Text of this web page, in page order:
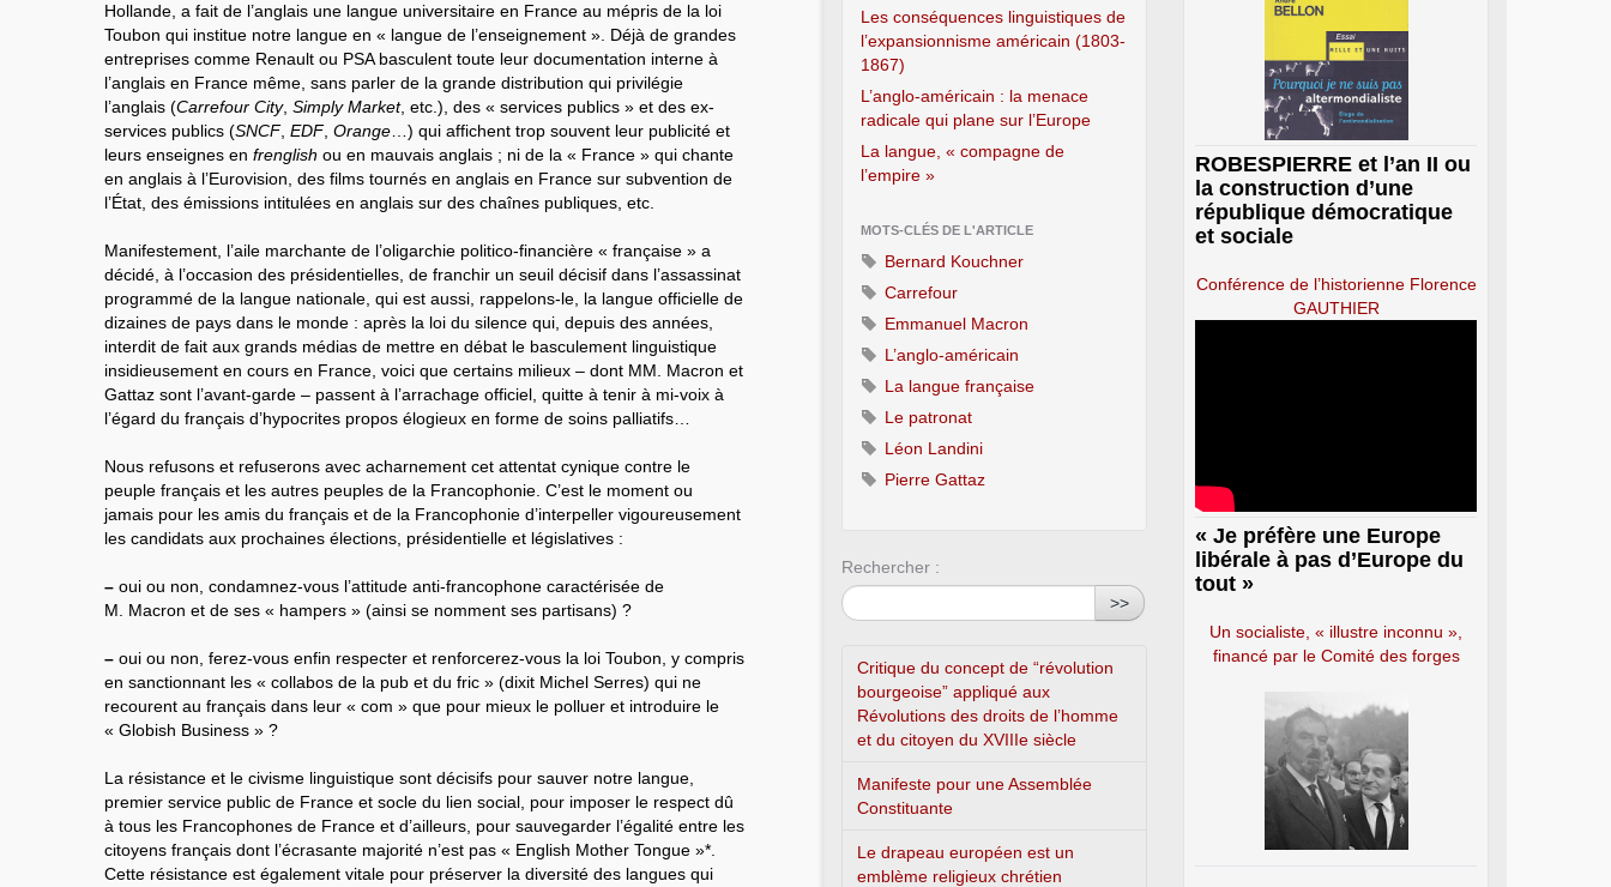
Hollande, a fait de l’anglais une langue universitaire en France au mépris de la loi
Toubon qui institue notre langue en « langue de l’enseignement ». Déjà de grandes
entreprises comme Renault ou PSA basculent toute leur documentation interne à
l’anglais en France même, sans parler de la grande distribution qui privilégie
l’anglais (Carrefour City, Simply Market, etc.), des « services publics » et des ex-
services publics (SNCF, EDF, Orange …) qui affichent trop souvent leur publicité et
leurs enseignes en frenglish ou en mauvais anglais ; ni de la « France » qui chante
en anglais à l’Eurovision, des films tournés en anglais en France sur subvention de
l’État, des émissions intitulées en anglais sur des chaînes publiques, etc.
Manifestement, l’aile marchante de l’oligarchie politico-financière « française » a
décidé, à l’occasion des présidentielles, de franchir un seuil décisif dans l’assassinat
programmé de la langue nationale, qui est aussi, rappelons-le, la langue officielle de
dizaines de pays dans le monde : après la loi du silence qui, depuis des années,
interdit de fait aux grands médias de mettre en débat le basculement linguistique
insidieusement en cours en France, voici que certains milieux – dont MM. Macron et
Gattaz sont l’avant-garde – passent à l’arrachage officiel, quitte à tenir à mi-voix à
l’égard du français d’hypocrites propos élogieux en forme de soins palliatifs…
Nous refusons et refuserons avec acharnement cet attentat cynique contre le
peuple français et les autres peuples de la Francophonie. C’est le moment ou
jamais pour les amis du français et de la Francophonie d’interpeller vigoureusement
les candidats aux prochaines élections, présidentielle et législatives :
– oui ou non, condamnez-vous l’attitude anti-francophone caractérisée de
M. Macron et de ses « hampers » (ainsi se nomment ses partisans) ?
– oui ou non, ferez-vous enfin respecter et renforcerez-vous la loi Toubon, y compris
en sanctionnant les « collabos de la pub et du fric » (dixit Michel Serres) qui ne
recourent au français dans leur « com » que pour mieux le polluer et introduire le
« Globish Business » ?
La résistance et le civisme linguistique sont décisifs pour sauver notre langue,
premier service public de France et socle du lien social, pour imposer le respect dû
à tous les Francophones de France et d’ailleurs, pour sauvegarder l’égalité entre les
citoyens français dont l’écrasante majorité n’est pas « English Mother Tongue »*.
Cette résistance est également vitale pour préserver la diversité des langues qui
Les conséquences linguistiques de
l’expansionnisme américain (1803-
1867)
L’anglo-américain : la menace
radicale qui plane sur l’Europe
La langue, « compagne de
l’empire »
MOTS-CLÉS DE L'ARTICLE
Bernard Kouchner
Carrefour
Emmanuel Macron
L’anglo-américain
La langue française
Le patronat
Léon Landini
Pierre Gattaz
Rechercher :
>>
Critique du concept de “révolution
bourgeoise” appliqué aux
Révolutions des droits de l’homme
et du citoyen du XVIIIe siècle
Manifeste pour une Assemblée
Constituante
Le drapeau européen est un
emblème religieux chrétien
ROBESPIERRE et l’an II ou
la construction d’une
république démocratique
et sociale
Conférence de l’historienne Florence
GAUTHIER
« Je préfère une Europe
libérale à pas d’Europe du
tout »
Un socialiste, « illustre inconnu »,
financé par le Comité des forges